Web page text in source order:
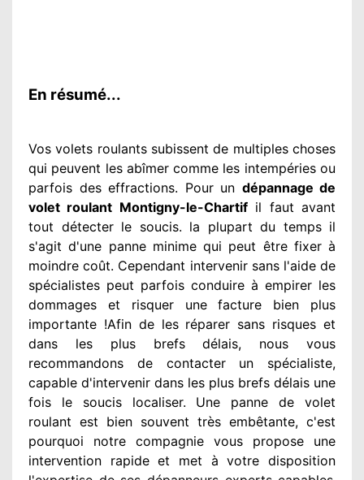
En résumé...
Vos volets roulants subissent de multipleschoses
qui peuvent les abîmercomme les intempéries ou
parfois des effractions. Pour un dépannage de
volet roulant Montigny-le-Chartifil faut avant
tout détecterle soucis. la plupart du tempsil
s'agit d'une panne minime qui peut être fixerà
moindre coût. Cependant intervenirsans l'aide de
spécialistes peut parfois conduire à empirer les
dommages et risquer une facture bien plus
importante !Afin de les réparer sans risques et
dans les plus brefsdélais, nous vous
recommandons de contacterun spécialiste,
capable d'intervenir dans les plus brefs délais une
fois le soucislocaliser. Une panne de volet
roulant est bien souvent très embêtante, c'est
pourquoi notre compagnie vous propose une
intervention rapide et met à votre disposition